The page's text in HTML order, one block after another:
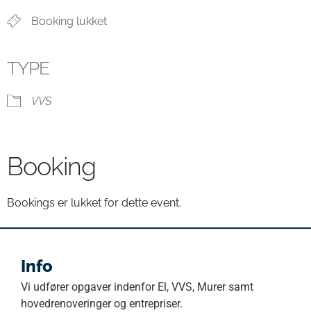
Booking lukket
TYPE
VVS
Booking
Bookings er lukket for dette event.
Info
Vi udfører opgaver indenfor El, VVS, Murer samt
hovedrenoveringer og entrepriser.